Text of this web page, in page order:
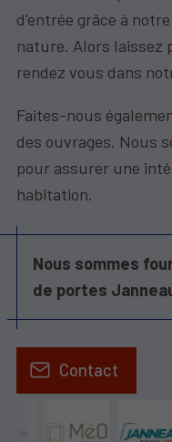
d'entrée grâce à
nature. Alors laissez
rendez vous dans
Faites-nous
des ouvrages. Nous
pour assurer une
habitation.
Nous sommes
de portes
Contact